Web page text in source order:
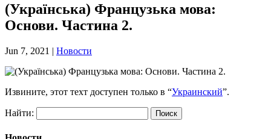
(Українська) Французька мова:
Основи. Частина 2.
Jun 7, 2021 | Новости
Извините, этот техт доступен только в “Украинский”.
Найти: